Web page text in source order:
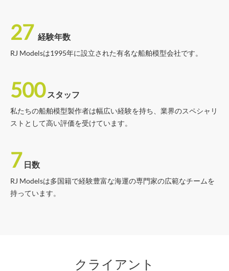
27 経験年数
RJ Modelsは1995年に設立された有名な船舶模型会社です。
500スタッフ
私たちの船舶模型製作者は幅広い経験を持ち、業界のスペシャリ
ストとして高い評価を受けています。
7 日数
RJ Modelsは多国籍で経験豊富な海運の専門家の広範なチームを
持っています。
クライアント